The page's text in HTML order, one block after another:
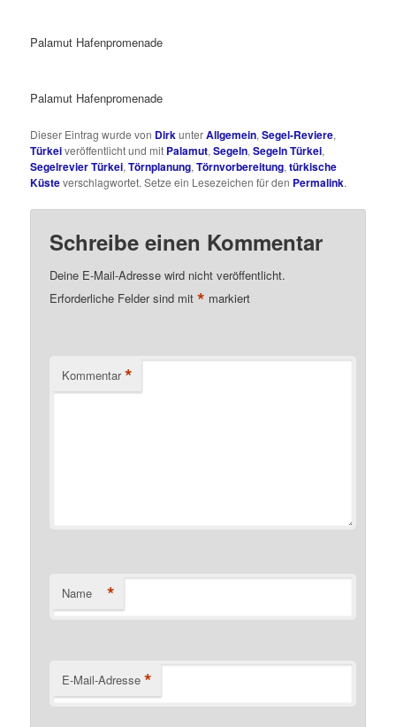
Palamut Hafenpromenade
Palamut Hafenpromenade
Dieser Eintrag wurde von DirkunterAllgemein,Segel-Reviere,
Türkeiveröffentlicht und mit Palamut,Segeln,Segeln Türkei,
Segelrevier Türkei,Törnplanung,Törnvorbereitung,türkische
Küsteverschlagwortet. Setze ein Lesezeichen für den Permalink.
Schreibe einen Kommentar
Deine E-Mail-Adresse wird nicht veröffentlicht.
Erforderliche Felder sind mit* markiert
Kommentar *
Name *
E-Mail-Adresse *